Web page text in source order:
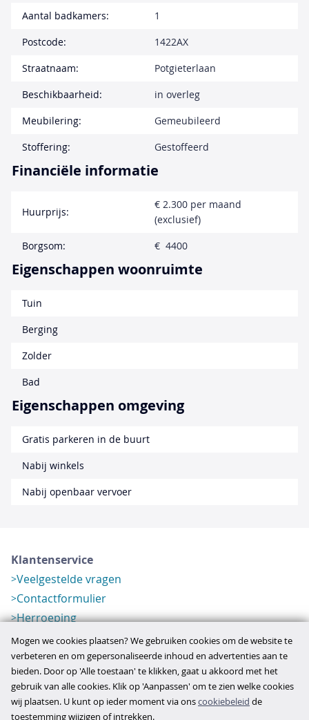
Aantal badkamers:
1
Postcode:
1422AX
Straatnaam:
Potgieterlaan
Beschikbaarheid:
in overleg
Meubilering:
Gemeubileerd
Stoffering:
Gestoffeerd
Financiële informatie
Huurprijs:
€ 2.300 per maand
(exclusief)
Borgsom:
€ 4400
Eigenschappen woonruimte
Tuin
Berging
Zolder
Bad
Eigenschappen omgeving
Gratis parkeren in de buurt
Nabij winkels
Nabij openbaar vervoer
Klantenservice
Veelgestelde vragen
Contactformulier
Herroeping
Over ons
Bedrijfsgegevens
Werkwijze
Overzichten
Verlopen aanbod
Mogen we cookies plaatsen? We gebruiken cookies om de website te
verbeteren en om gepersonaliseerde inhoud en advertenties aan te
bieden. Door op 'Alle toestaan' te klikken, gaat u akkoord met het
gebruik van alle cookies. Klik op 'Aanpassen' om te zien welke cookies
wij plaatsen. U kunt op ieder moment via onscookiebeleid de
toestemming wijzigen of intrekken.